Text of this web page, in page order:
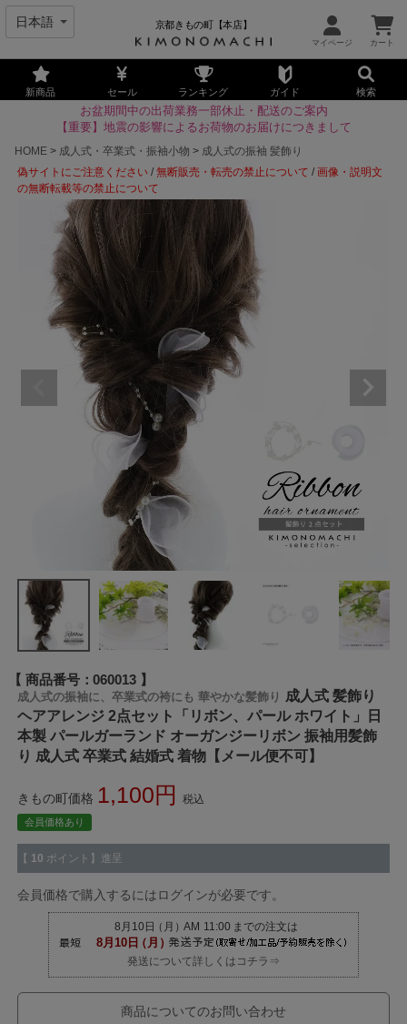
京都きもの町【本店】
新商品 セール ランキング ガイド 検索
お盆期間中の出荷業務一部休止・配送のご案内
【重要】地震の影響によるお荷物のお届けにつきまして
HOME
成人式・卒業式・振袖小物
成人式の振袖 髪飾り
偽サイトにご注意ください /無断販売・転売の禁止について /画像・説明文
の無断転載等の禁止について
商品番号 060013
成人式の振袖に、卒業式の袴にも 華やかな髪飾り
成人式 髪飾り
ヘアアレンジ 2点セット「リボン、パール ホワイト」日
本製 パールガーランド オーガンジーリボン 振袖用髪飾
り 成人式 卒業式 結婚式 着物【メール便不可】
きもの町価格 1,100 税込
会員価格あり
【 10 ポイント】進呈
会員価格で購入するにはログインが必要です。
発送について詳しくはコチラ⇒
商品についてのお問い合わせ